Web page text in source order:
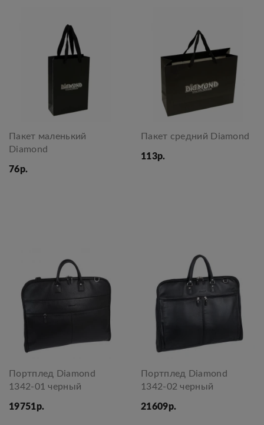
Пакет маленький
Diamond
76р.
Пакет средний Diamond
113р.
Портплед Diamond
1342-01 черный
19751р.
Портплед Diamond
1342-02 черный
21609р.